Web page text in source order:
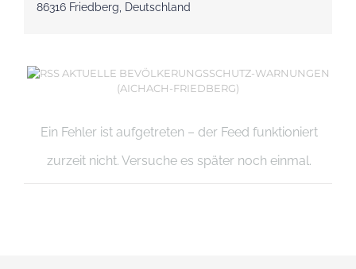
86316 Friedberg, Deutschland
AKTUELLE BEVÖLKERUNGSSCHUTZ-WARNUNGEN
(AICHACH-FRIEDBERG)
Ein Fehler ist aufgetreten – der Feed funktioniert
zurzeit nicht. Versuche es später noch einmal.